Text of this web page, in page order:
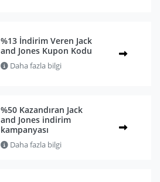
%13 İndirim Veren Jack
and Jones Kupon Kodu
Daha fazla bilgi
%50 Kazandıran Jack
and Jones indirim
kampanyası
Daha fazla bilgi